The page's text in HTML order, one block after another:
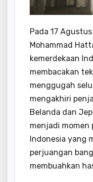
Pada 17
Mohammad
kemerdekaan
membacakan
menggugah
mengakhiri
Belanda dan
menjadi momen
Indonesia yang
perjuangan
membuahkan